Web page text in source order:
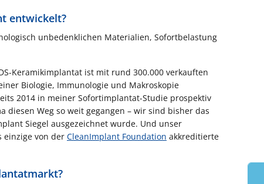
entwickelt?
unbedenklichen Materialien, Sofortbelastung
Keramikimplantat ist mit rund 300.000 verkauften
Biologie, Immunologie und Makroskopie
2014 in meiner Sofortimplantat-Studie prospektiv
Weg so weit gegangen – wir sind bisher das
Siegel ausgezeichnet wurde. Und unser
einzige von der CleanImplant Foundation akkreditierte